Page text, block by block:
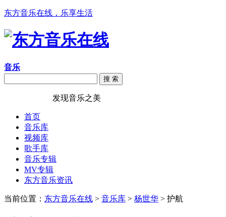
东方音乐在线，乐享生活
音乐
搜 索
发现音乐之美
首页
音乐库
视频库
歌手库
音乐专辑
MV专辑
东方音乐资讯
当前位置： 东方音乐在线 > 音乐库 > 杨世华 > 护航